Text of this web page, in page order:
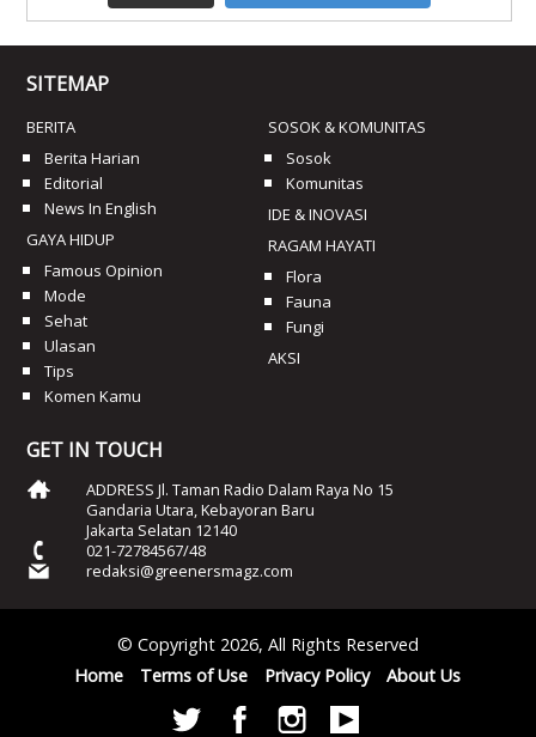
SITEMAP
BERITA
Berita Harian
Editorial
News In English
GAYA HIDUP
Famous Opinion
Mode
Sehat
Ulasan
Tips
Komen Kamu
SOSOK & KOMUNITAS
Sosok
Komunitas
IDE & INOVASI
RAGAM HAYATI
Flora
Fauna
Fungi
AKSI
GET IN TOUCH
ADDRESS Jl. Taman Radio Dalam Raya No 15
Gandaria Utara, Kebayoran Baru
Jakarta Selatan 12140
021-72784567/48
redaksi@greenersmagz.com
© Copyright 2026, All Rights Reserved
Home
Terms of Use Privacy Policy About Us